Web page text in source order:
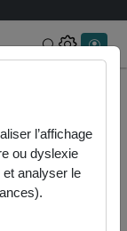
Rechercher
la vidéo
l’affichage
ou dyslexie
analyser le